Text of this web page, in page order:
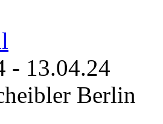
- 13.04.24
Berlin